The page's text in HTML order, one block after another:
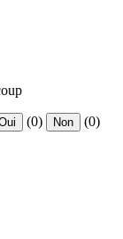
(0) Non (0)